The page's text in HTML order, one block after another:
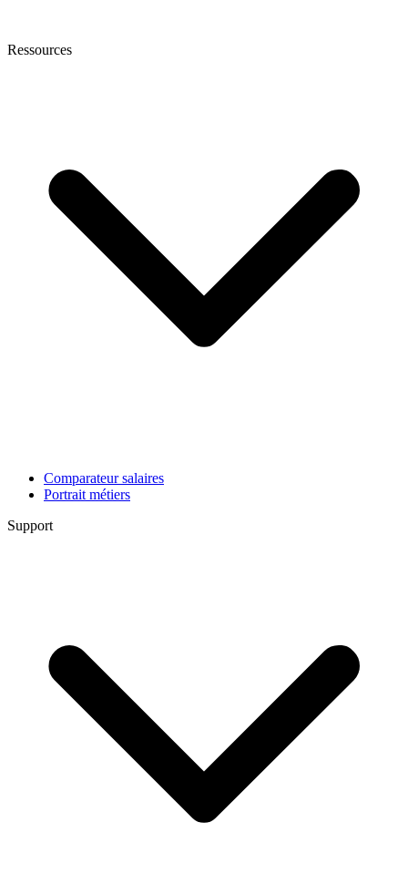
Ressources
Comparateur salaires
Portrait métiers
Support